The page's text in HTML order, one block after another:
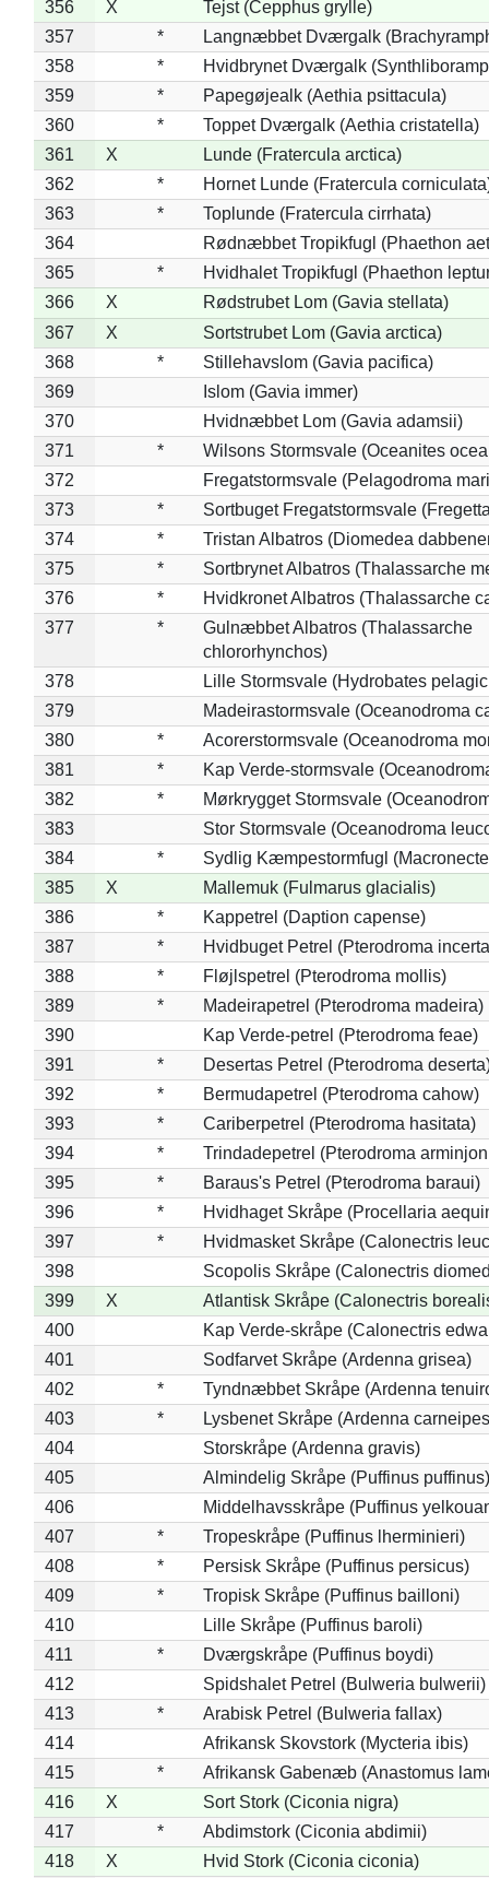
356 X
Tejst (Cepphus grylle)
357
*
Langnæbbet Dværgalk
358
*
Hvidbrynet Dværgalk
359
*
Papegøjealk (Aethia psittacula)
360
*
Toppet Dværgalk (Aethia cristatella)
361
X
Lunde (Fratercula arctica)
362
*
Hornet Lunde (Fratercula
363
*
Toplunde (Fratercula cirrhata)
364
Rødnæbbet Tropikfugl (Phaethon
365
*
Hvidhalet Tropikfugl (Phaethon
366
X
Rødstrubet Lom (Gavia stellata)
367
X
Sortstrubet Lom (Gavia arctica)
368
*
Stillehavslom (Gavia pacifica)
369
Islom (Gavia immer)
370
Hvidnæbbet Lom (Gavia adamsii)
371
*
Wilsons Stormsvale (Oceanites
372
Fregatstormsvale (Pelagodroma
373
*
Sortbuget Fregatstormsvale
374
*
Tristan Albatros (Diomedea
375
*
Sortbrynet Albatros (Thalassarche
376
*
Hvidkronet Albatros (Thalassarche
377
*
Gulnæbbet Albatros (Thalassarche
chlororhynchos)
378
Lille Stormsvale (Hydrobates
379
Madeirastormsvale (Oceanodroma
380
*
Acorerstormsvale (Oceanodroma
381
*
Kap Verde-stormsvale
382
*
Mørkrygget Stormsvale
383
Stor Stormsvale (Oceanodroma
384
*
Sydlig Kæmpestormfugl
385
X
Mallemuk (Fulmarus glacialis)
386
*
Kappetrel (Daption capense)
387
*
Hvidbuget Petrel (Pterodroma
388
*
Fløjlspetrel (Pterodroma mollis)
389
*
Madeirapetrel (Pterodroma madeira)
390
Kap Verde-petrel (Pterodroma feae)
391
*
Desertas Petrel (Pterodroma
392
*
Bermudapetrel (Pterodroma cahow)
393
*
Cariberpetrel (Pterodroma hasitata)
394
*
Trindadepetrel (Pterodroma
395
*
Baraus's Petrel (Pterodroma baraui)
396
*
Hvidhaget Skråpe (Procellaria
397
*
Hvidmasket Skråpe (Calonectris
398
Scopolis Skråpe (Calonectris
399
X
Atlantisk Skråpe (Calonectris
400
Kap Verde-skråpe (Calonectris
401
Sodfarvet Skråpe (Ardenna grisea)
402
*
Tyndnæbbet Skråpe (Ardenna
403
*
Lysbenet Skråpe (Ardenna
404
Storskråpe (Ardenna gravis)
405
Almindelig Skråpe (Puffinus puffinus)
406
Middelhavsskråpe (Puffinus
407
*
Tropeskråpe (Puffinus lherminieri)
408
*
Persisk Skråpe (Puffinus persicus)
409
*
Tropisk Skråpe (Puffinus bailloni)
410
Lille Skråpe (Puffinus baroli)
411
*
Dværgskråpe (Puffinus boydi)
412
Spidshalet Petrel (Bulweria bulwerii)
413
*
Arabisk Petrel (Bulweria fallax)
414
Afrikansk Skovstork (Mycteria ibis)
415
*
Afrikansk Gabenæb (Anastomus
416
X
Sort Stork (Ciconia nigra)
417
*
Abdimstork (Ciconia abdimii)
418
X
Hvid Stork (Ciconia ciconia)